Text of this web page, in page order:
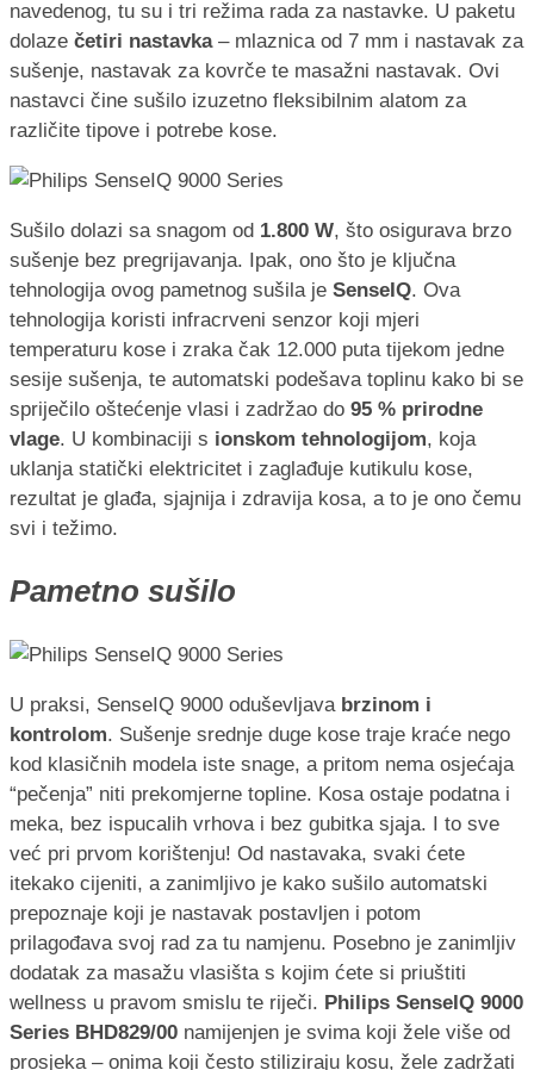
navedenog, tu su i tri režima rada za nastavke. U paketu
dolaze četiri nastavka– mlaznica od 7 mm i nastavak za
sušenje, nastavak za kovrče te masažni nastavak. Ovi
nastavci čine sušilo izuzetno fleksibilnim alatom za
različite tipove i potrebe kose.
Sušilo dolazi sa snagom od 1.800 W, što osigurava brzo
sušenje bez pregrijavanja. Ipak, ono što je ključna
tehnologija ovog pametnog sušila je SenseIQ. Ova
tehnologija koristi infracrveni senzor koji mjeri
temperaturu kose i zraka čak 12.000 puta tijekom jedne
sesije sušenja, te automatski podešava toplinu kako bi se
spriječilo oštećenje vlasi i zadržao do 95 % prirodne
vlage. U kombinaciji s ionskom tehnologijom, koja
uklanja statički elektricitet i zaglađuje kutikulu kose,
rezultat je glađa, sjajnija i zdravija kosa, a to je ono čemu
svi i težimo.
Pametno sušilo
U praksi, SenseIQ 9000 oduševljava brzinom i
kontrolom. Sušenje srednje duge kose traje kraće nego
kod klasičnih modela iste snage, a pritom nema osjećaja
“pečenja” niti prekomjerne topline. Kosa ostaje podatna i
meka, bez ispucalih vrhova i bez gubitka sjaja. I to sve
već pri prvom korištenju! Od nastavaka, svaki ćete
itekako cijeniti, a zanimljivo je kako sušilo automatski
prepoznaje koji je nastavak postavljen i potom
prilagođava svoj rad za tu namjenu. Posebno je zanimljiv
dodatak za masažu vlasišta s kojim ćete si priuštiti
wellness u pravom smislu te riječi. Philips SenseIQ 9000
Series BHD829/00 namijenjen je svima koji žele više od
prosjeka – onima koji često stiliziraju kosu, žele zadržati